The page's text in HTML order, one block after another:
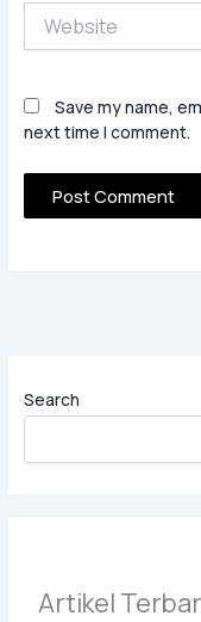
Search
Artikel
Save my name,
next time I comment.